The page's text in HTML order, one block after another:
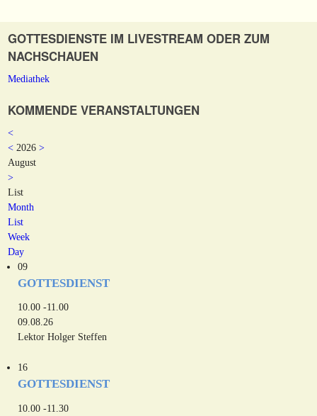
GOTTESDIENSTE IM LIVESTREAM ODER ZUM
NACHSCHAUEN
Mediathek
KOMMENDE VERANSTALTUNGEN
<
< 2026 >
August
>
List
Month
List
Week
Day
09
GOTTESDIENST
10.00 -11.00
09.08.26
Lektor Holger Steffen
16
GOTTESDIENST
10.00 -11.30